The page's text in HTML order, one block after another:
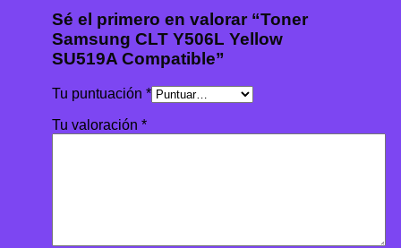
Sé el primero en valorar “Toner
Samsung CLT Y506L Yellow
SU519A Compatible”
Tu puntuación *
Tu valoración *